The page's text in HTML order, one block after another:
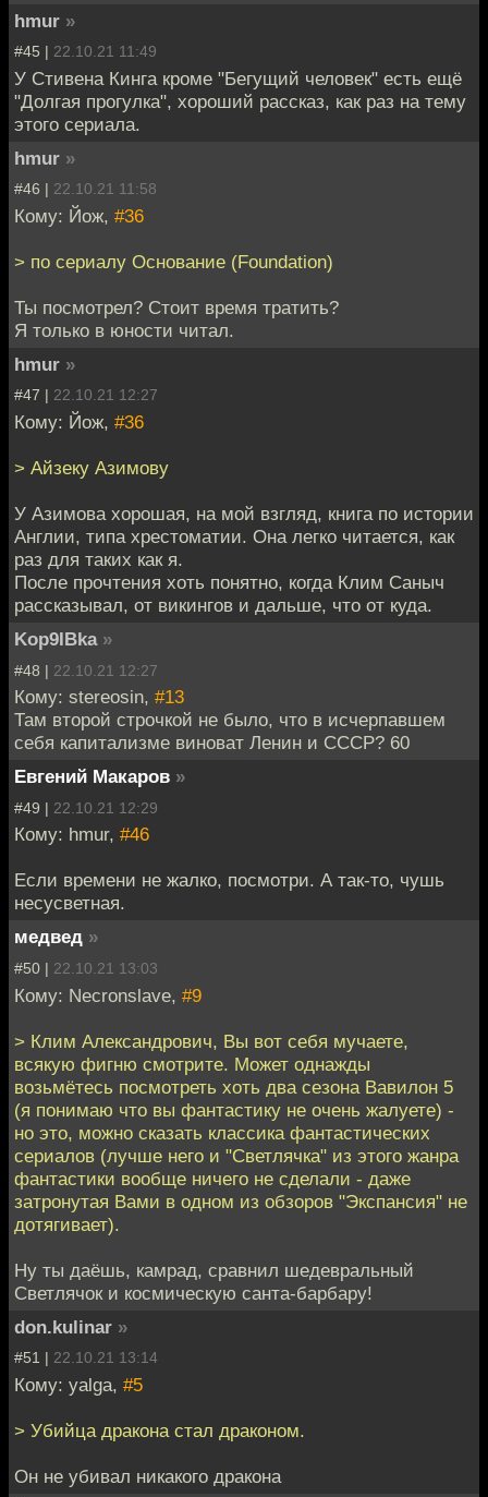
hmur »
#45 | 22.10.21 11:49
У Стивена Кинга кроме "Бегущий человек" есть ещё
"Долгая прогулка", хороший рассказ, как раз на тему
этого сериала.
hmur »
#46 | 22.10.21 11:58
Кому: Йож, #36
> по сериалу Основание (Foundation)
Ты посмотрел? Стоит время тратить?
Я только в юности читал.
hmur »
#47 | 22.10.21 12:27
Кому: Йож, #36
> Айзеку Азимову
У Азимова хорошая, на мой взгляд, книга по истории
Англии, типа хрестоматии. Она легко читается, как
раз для таких как я.
После прочтения хоть понятно, когда Клим Саныч
рассказывал, от викингов и дальше, что от куда.
Kop9IBka »
#48 | 22.10.21 12:27
Кому: stereosin, #13
Там второй строчкой не было, что в исчерпавшем
себя капитализме виноват Ленин и СССР? 60
Евгений Макаров »
#49 | 22.10.21 12:29
Кому: hmur, #46
Если времени не жалко, посмотри. А так-то, чушь
несусветная.
медвед »
#50 | 22.10.21 13:03
Кому: Necronslave, #9
> Клим Александрович, Вы вот себя мучаете,
всякую фигню смотрите. Может однажды
возьмётесь посмотреть хоть два сезона Вавилон 5
(я понимаю что вы фантастику не очень жалуете) -
но это, можно сказать классика фантастических
сериалов (лучше него и "Светлячка" из этого жанра
фантастики вообще ничего не сделали - даже
затронутая Вами в одном из обзоров "Экспансия" не
дотягивает).
Ну ты даёшь, камрад, сравнил шедевральный
Светлячок и космическую санта-барбару!
don.kulinar »
#51 | 22.10.21 13:14
Кому: yalga, #5
> Убийца дракона стал драконом.
Он не убивал никакого дракона